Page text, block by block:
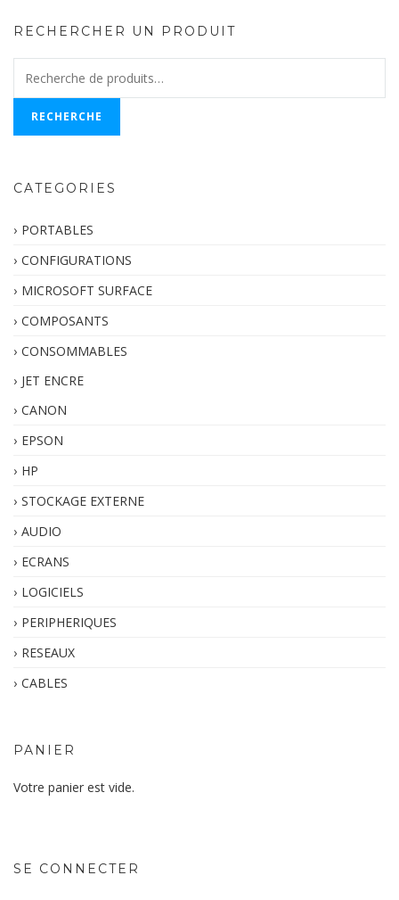
RECHERCHER UN PRODUIT
RECHERCHE
CATEGORIES
PORTABLES
CONFIGURATIONS
MICROSOFT SURFACE
COMPOSANTS
CONSOMMABLES
JET ENCRE
CANON
EPSON
HP
STOCKAGE EXTERNE
AUDIO
ECRANS
LOGICIELS
PERIPHERIQUES
RESEAUX
CABLES
PANIER
Votre panier est vide.
SE CONNECTER